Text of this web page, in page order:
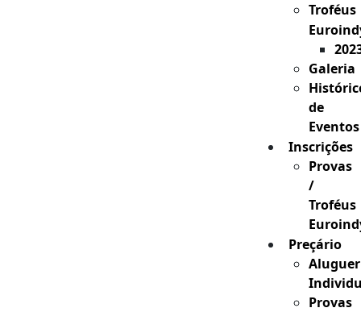
Troféus
Galeria
de
Eventos
Inscrições
Provas
/
Troféus
Preçário
Aluguer
Provas